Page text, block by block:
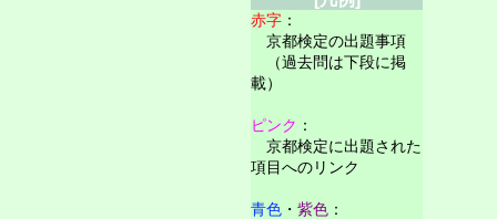
赤字 ：
京都検定の出題事項
（過去問は下段に掲
載）
ピンク ：
京都検定に出題された
項目へのリンク
青色 ・ 紫色 ：